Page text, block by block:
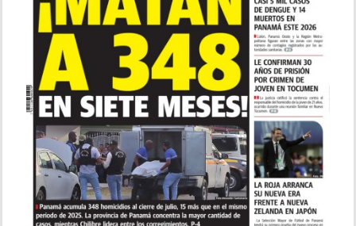
Jueza
mantiene
retención
hospitalaria
para
César
Caicedo
por
un
mes
más
Agosto